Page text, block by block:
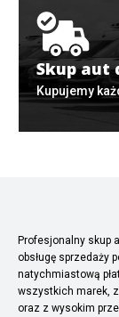
Skup aut
Kupujemy
Profesjonalny skup
obsługę sprzedaży
natychmiastową
wszystkich marek,
oraz z wysokim